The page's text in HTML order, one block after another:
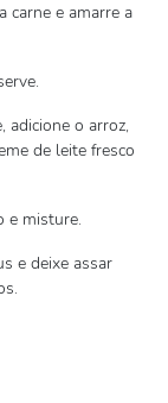
carne e amarre a
adicione o arroz,
de leite fresco
e misture.
e deixe assar